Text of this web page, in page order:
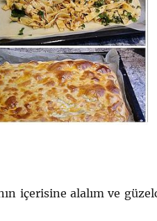
içerisine alalım ve